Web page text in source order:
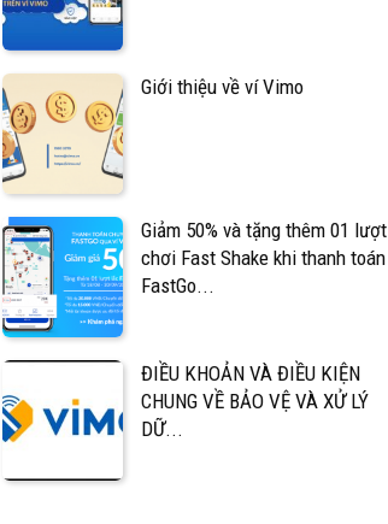
Giới thiệu về ví Vimo
Giảm 50% và tặng thêm 01 lượt
chơi Fast Shake khi thanh toán
FastGo...
ĐIỀU KHOẢN VÀ ĐIỀU KIỆN
CHUNG VỀ BẢO VỆ VÀ XỬ LÝ
DỮ...